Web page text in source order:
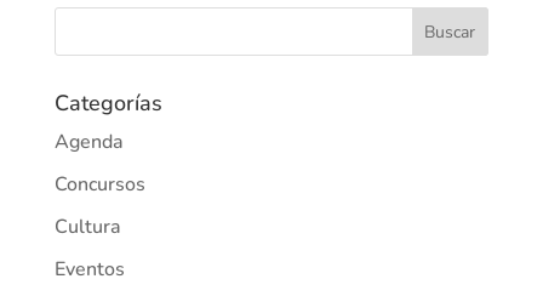
Categorías
Agenda
Concursos
Cultura
Eventos